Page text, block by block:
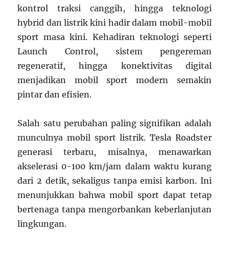
kontrol traksi canggih, hingga teknologi
hybrid dan listrik kini hadir dalam mobil-mobil
sport masa kini. Kehadiran teknologi seperti
Launch Control, sistem pengereman
regeneratif, hingga konektivitas digital
menjadikan mobil sport modern semakin
pintar dan efisien.
Salah satu perubahan paling signifikan adalah
munculnya mobil sport listrik. Tesla Roadster
generasi terbaru, misalnya, menawarkan
akselerasi 0-100 km/jam dalam waktu kurang
dari 2 detik, sekaligus tanpa emisi karbon. Ini
menunjukkan bahwa mobil sport dapat tetap
bertenaga tanpa mengorbankan keberlanjutan
lingkungan.